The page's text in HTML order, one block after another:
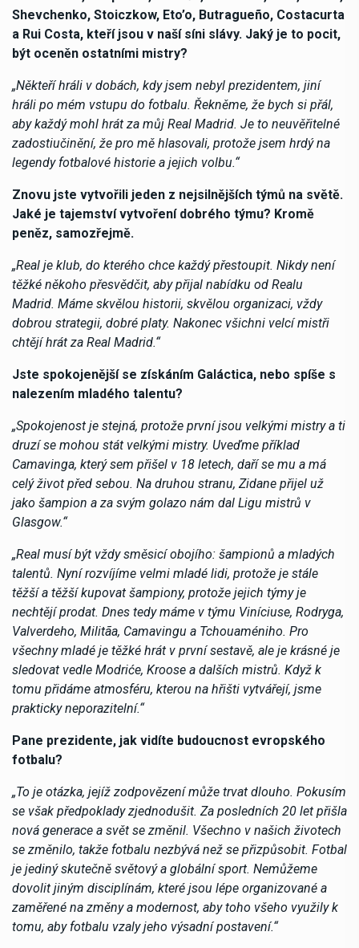
Shevchenko, Stoiczkow, Eto’o, Butragueño, Costacurta
a Rui Costa, kteří jsou v naší síni slávy. Jaký je to pocit,
být oceněn ostatními mistry?
„Někteří hráli v dobách, kdy jsem nebyl prezidentem, jiní
hráli po mém vstupu do fotbalu. Řekněme, že bych si přál,
aby každý mohl hrát za můj Real Madrid. Je to neuvěřitelné
zadostiučinění, že pro mě hlasovali, protože jsem hrdý na
legendy fotbalové historie a jejich volbu.“
Znovu jste vytvořili jeden z nejsilnějších týmů na světě.
Jaké je tajemství vytvoření dobrého týmu? Kromě
peněz, samozřejmě.
„Real je klub, do kterého chce každý přestoupit. Nikdy není
těžké někoho přesvědčit, aby přijal nabídku od Realu
Madrid. Máme skvělou historii, skvělou organizaci, vždy
dobrou strategii, dobré platy. Nakonec všichni velcí mistři
chtějí hrát za Real Madrid.“
Jste spokojenější se získáním Galáctica, nebo spíše s
nalezením mladého talentu?
„Spokojenost je stejná, protože první jsou velkými mistry a ti
druzí se mohou stát velkými mistry. Uveďme příklad
Camavinga, který sem přišel v 18 letech, daří se mu a má
celý život před sebou. Na druhou stranu, Zidane přijel už
jako šampion a za svým golazo nám dal Ligu mistrů v
Glasgow.“
„Real musí být vždy směsicí obojího: šampionů a mladých
talentů. Nyní rozvíjíme velmi mladé lidi, protože je stále
těžší a těžší kupovat šampiony, protože jejich týmy je
nechtějí prodat. Dnes tedy máme v týmu Viníciuse, Rodryga,
Valverdeho, Militãa, Camavingu a Tchouaméniho. Pro
všechny mladé je těžké hrát v první sestavě, ale je krásné je
sledovat vedle Modriće, Kroose a dalších mistrů. Když k
tomu přidáme atmosféru, kterou na hřišti vytvářejí, jsme
prakticky neporazitelní.“
Pane prezidente, jak vidíte budoucnost evropského
fotbalu?
„To je otázka, jejíž zodpovězení může trvat dlouho. Pokusím
se však předpoklady zjednodušit. Za posledních 20 let přišla
nová generace a svět se změnil. Všechno v našich životech
se změnilo, takže fotbalu nezbývá než se přizpůsobit. Fotbal
je jediný skutečně světový a globální sport. Nemůžeme
dovolit jiným disciplínám, které jsou lépe organizované a
zaměřené na změny a modernost, aby toho všeho využily k
tomu, aby fotbalu vzaly jeho výsadní postavení.“